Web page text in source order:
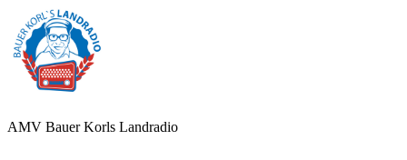
AMV Bauer Korls Landradio